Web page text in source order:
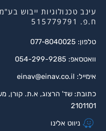
עינב טכנולוגיות ייבוש בע"מ
ח.פ. 515779791
טלפון: 077-8040025
וואטסאפ: 054-299-9285
אימייל: einav@einav.co.il
2101101
ניווט אלינו